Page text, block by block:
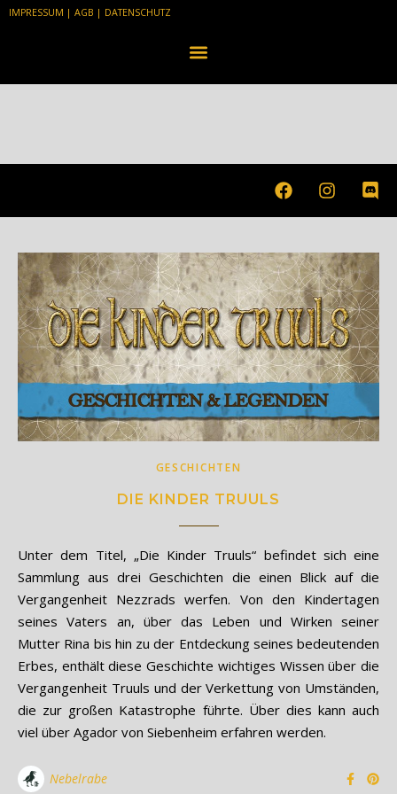
IMPRESSUM | AGB | DATENSCHUTZ
GESCHICHTEN
DIE KINDER TRUULS
Unter dem Titel, „Die Kinder Truuls“ befindet sich eine
Sammlung aus drei Geschichten die einen Blick auf die
Vergangenheit Nezzrads werfen. Von den Kindertagen
seines Vaters an, über das Leben und Wirken seiner
Mutter Rina bis hin zu der Entdeckung seines bedeutenden
Erbes, enthält diese Geschichte wichtiges Wissen über die
Vergangenheit Truuls und der Verkettung von Umständen,
die zur großen Katastrophe führte. Über dies kann auch
viel über Agador von Siebenheim erfahren werden.
Nebelrabe